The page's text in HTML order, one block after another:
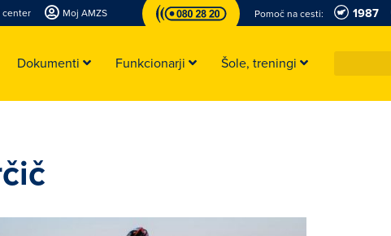
center Moj AMZS Pomoč na cesti: 1987
Dokumenti Funkcionarji Šole, treningi